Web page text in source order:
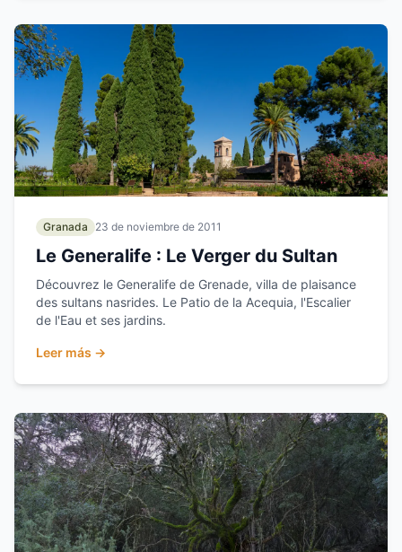
Granada 23 de noviembre de 2011
Le Generalife : Le Verger du Sultan
Découvrez le Generalife de Grenade, villa de plaisance
des sultans nasrides. Le Patio de la Acequia, l'Escalier
de l'Eau et ses jardins.
Leer más →